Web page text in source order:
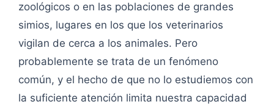
zoológicos o en las poblaciones de grandes
simios, lugares en los que los veterinarios
vigilan de cerca a los animales. Pero
probablemente se trata de un fenómeno
común, y el hecho de que no lo estudiemos con
la suficiente atención limita nuestra capacidad